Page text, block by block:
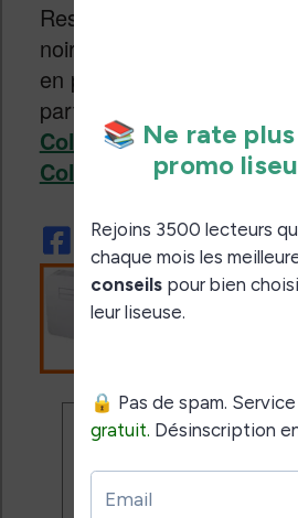
Reste à voir si ce nouvel
noir et blanc, a un avenir
en puissance des
particulier avec l’arrivée
Color
et la sortie en
Color
Ne rate plus
promo liseuse !